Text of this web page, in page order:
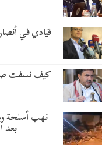
قيادي في
كيف نسفت
نهب أسلحة